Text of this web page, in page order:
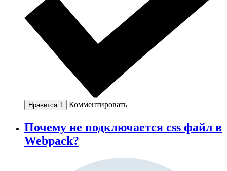
Нравится 1 Комментировать
Почему не подключается css файл в
Webpack?